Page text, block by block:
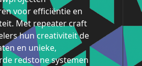
voor efficiëntie en
Met repeater craft
hun creativiteit de
en unieke,
redstone systemen